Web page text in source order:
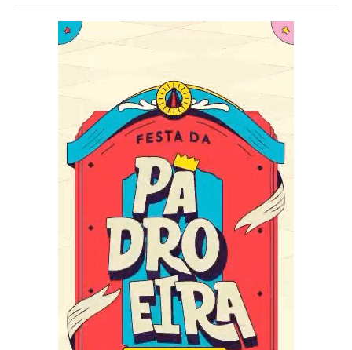
incluindo o samba, e foi amor à primeira vista. A bateria, a
música, o poder e a força e energia a inspiraram. Foi aqui
que ela iniciou sua trajetória como convidada da cultura
do samba. Muitos anos depois, Jenny é uma das
diretoras do projeto NC Brazilian Arts na Carolina do
Norte, Estados Unidos, e trabalha em sua comunidade
para ajudar a educar, apoiar e exibir as artes do
movimento Afro-brasileiro. Em 2020, Jenny viajou ao
Brasil com o programa Samba Internacional, que
proporcionou a oportunidade de desfilar com os passistas
da Unidos de Bangu. Ela treinou com muitos dançarinos
e professores inspiradores, e decidiu intensificar seu jogo
apesar de uma pandemia mundial, treinando com os
professores Alex Coutinho e Ale Jansen – que se
tornaram mais uma referência para o samba, a cultura e a
comunidade.